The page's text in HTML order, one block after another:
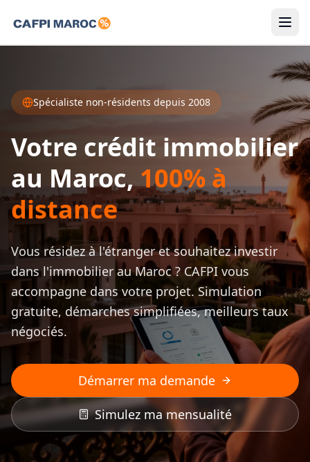
Résidents
FR
Connexion
Faire ma demande
Spécialiste non-résidents depuis 2008
Votre crédit immobilier
au Maroc,100% à
distance
Vous résidez à l'étranger et souhaitez investir
dans l'immobilier au Maroc ? CAFPI vous
accompagne dans votre projet. Simulation
gratuite, démarches simplifiées, meilleurs taux
négociés.
Démarrer ma demande
Simulez ma mensualité